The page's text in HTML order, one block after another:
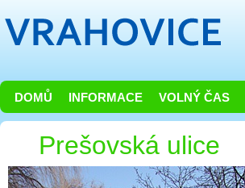
DOMŮ INFORMACE VOLNÝ ČAS
Prešovská ulice